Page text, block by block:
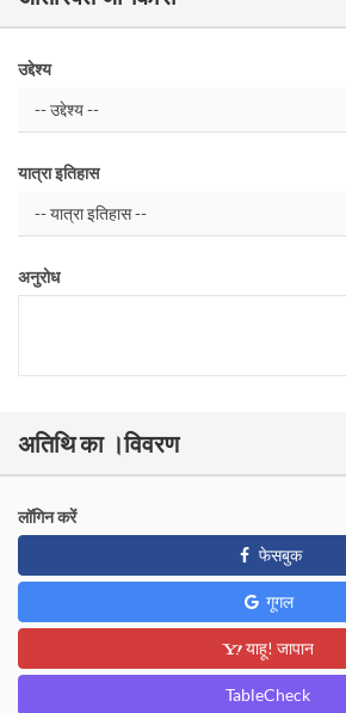
उद्देश्य
यात्रा इतिहास
अनुरोध
अतिथि का ।विवरण
लॉगिन करें
फेसबुक
गूगल
याहू! जापान
TableCheck